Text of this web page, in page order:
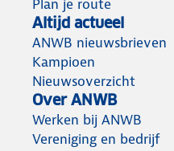
Plan je route
Altijd actueel
ANWB nieuwsbrieven
Kampioen
Nieuwsoverzicht
Over ANWB
Werken bij ANWB
Vereniging en bedrijf